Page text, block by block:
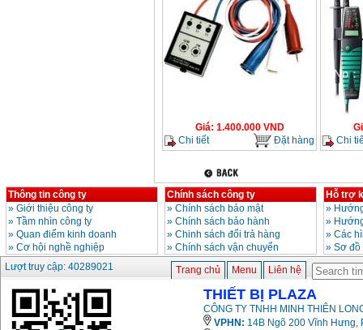
Giá: 1.400.000VND
Chi tiết
Đặt hàng
Chi
Thông tin công ty
» Giới thiệu công ty
» Tầm nhìn công ty
» Quan điểm kinh doanh
» Cơ hội nghề nghiệp
Chính sách công ty
» Chính sách bảo mật
» Chính sách bảo hành
» Chinh sách đổi trả hàng
» Chính sách vận chuyển
Hỗ trợ
»
»
» Các
» Sơ
Lượt truy cập: 40289021
Trang chủ Menu Liên hệ
THIẾT BỊ PLAZA
CÔNG TY TNHH MINH THIÊN
VPHN: 14B Ngõ 200 Vĩnh Hưng,